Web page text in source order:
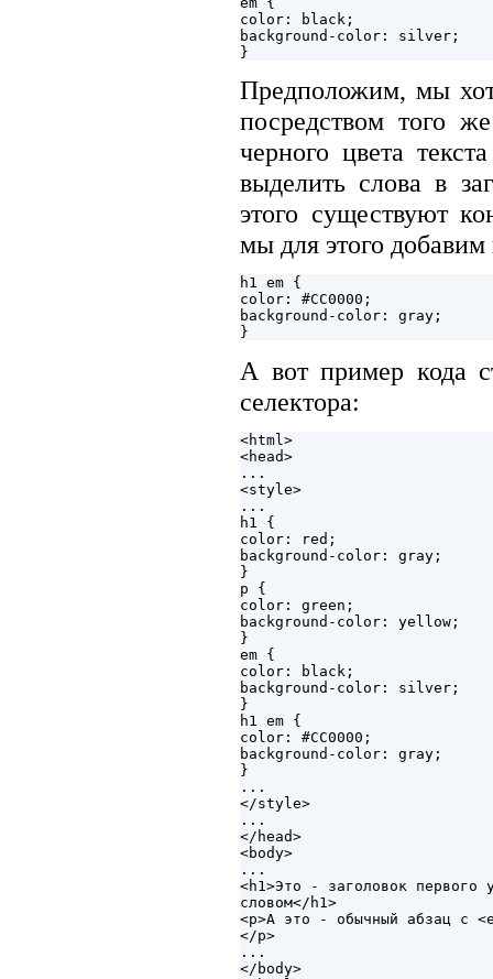
color: black;
background-color: silver;
Предположим, мы
посредством того
черного цвета
выделить слова в
этого существуют
мы для этого добавим
h1 em {
color: #CC0000;
background-color: gray;
А вот пример кода
селектора:
<html>
<head>
...
<style>
...
h1 {
color: red;
background-color: gray;
}
p {
color: green;
background-color: yellow;
}
em {
color: black;
background-color: silver;
}
h1 em {
color: #CC0000;
background-color: gray;
}
...
</style>
...
</head>
<body>
...
<h1>Это - заголовок первого
словом</h1>
<p>А это - обычный абзац с
</p>
...
</body>